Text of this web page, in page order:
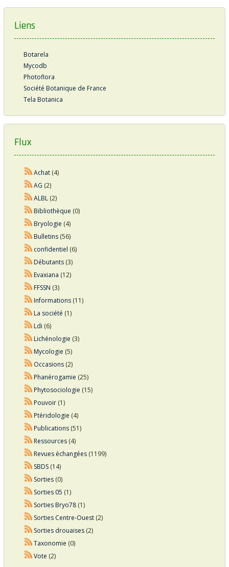
Liens
Botarela
Mycodb
Photoflora
Société Botanique de France
Tela Botanica
Flux
Achat(4)
AG (2)
ALBL(2)
Bibliothèque (0)
Bryologie (4)
Bulletins(56)
confidentiel (6)
Débutants(3)
Evaxiana (12)
FFSSN (3)
Informations(11)
La société (1)
Ldi (6)
Lichénologie (3)
Mycologie (5)
Occasions(2)
Phanérogamie (25)
Phytosociologie (15)
Pouvoir(1)
Ptéridologie (4)
Publications(51)
Ressources(4)
Revues échangées(1199)
SBDS(14)
Sorties(0)
Sorties 05 (1)
Sorties Bryo78(1)
Sorties Centre-Ouest(2)
Sorties drouaises(2)
Taxonomie (0)
Vote (2)